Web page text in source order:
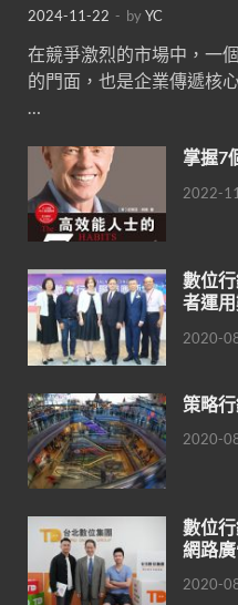
2024-11-22 - byYC
在競爭激烈的市場中，一
的門面，也是企業傳遞核
…
掌握7
2022-
數位
者運
2020-
策略
2020-
數位
網路
2020-